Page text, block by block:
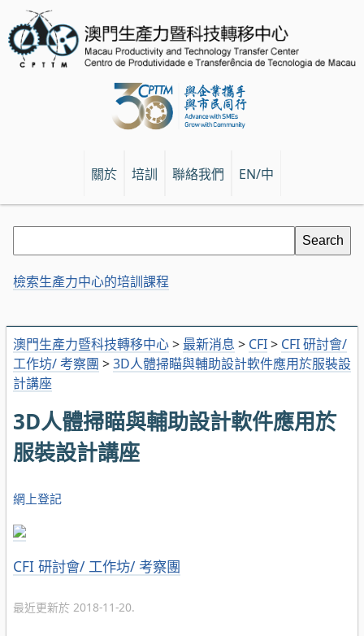
關於 培訓 聯絡我們 EN/中
澳門生產力暨科技轉移中心> 最新消息 > CFI> CFI 研討會/
工作坊/ 考察團 >3D人體掃瞄與輔助設計軟件應用於服裝設
計講座
3D人體掃瞄與輔助設計軟件應用於
服裝設計講座
網上登記
分
CFI 研討會/ 工作坊/ 考察團
最近更新於 2018-11-20.
檢索生產力中心的培訓課程